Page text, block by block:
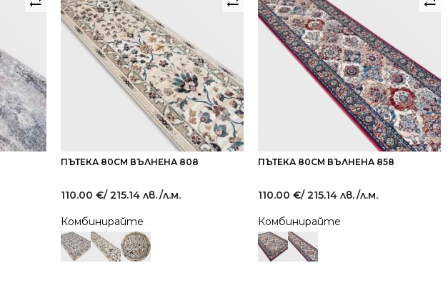
ПЪТЕКА 80СМ ВЪЛНЕНА 808
110.00 €/ 215.14 лв./л.м.
Комбинирайте
ПЪТЕКА 80СМ ВЪЛНЕНА 858
110.00 €/ 215.14 лв./л.м.
Комбинирайте